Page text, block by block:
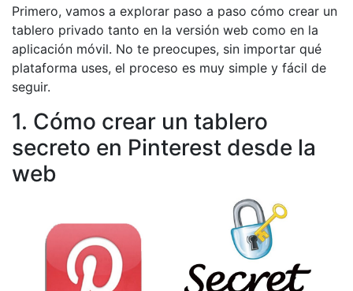
Primero, vamos a explorar paso a paso cómo crear un
tablero privado tanto en la versión web como en la
aplicación móvil. No te preocupes, sin importar qué
plataforma uses, el proceso es muy simple y fácil de
seguir.
1. Cómo crear un tablero
secreto en Pinterest desde la
web